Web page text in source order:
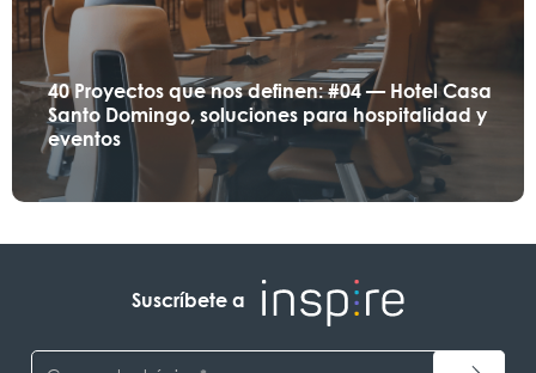
40 Proyectos que nos definen: #04 — Hotel Casa
Santo Domingo, soluciones para hospitalidad y
eventos
Suscríbete a